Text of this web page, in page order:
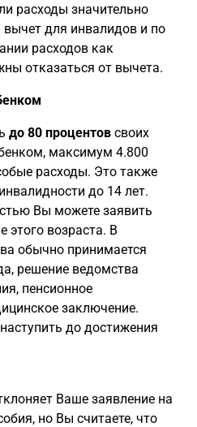
расходы значительно
для инвалидов и по
расходов как
отказаться от вычета.
до 80 процентов своих
максимум 4.800
расходы. Это также
до 14 лет.
Вы можете заявить
этого возраста. В
обычно принимается
решение ведомства
пенсионное
заключение.
до достижения
Ваше заявление на
но Вы считаете, что